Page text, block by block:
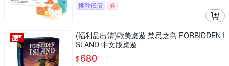
挑戰低價
券
(福利品出清)歐美桌遊 禁忌之島 FORBIDDEN I
SLAND 中文版桌遊
$680